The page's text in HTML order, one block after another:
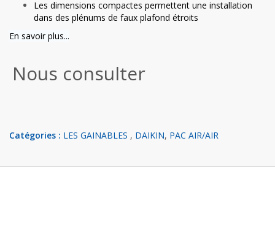
Les dimensions compactes permettent une installation
dans des plénums de faux plafond étroits
En savoir plus...
Nous consulter
Catégories : LES GAINABLES , DAIKIN, PAC AIR/AIR